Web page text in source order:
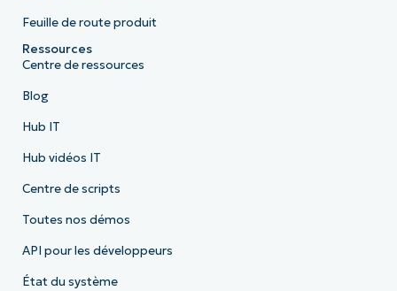
Feuille de route produit
Ressources
Centre de ressources
Blog
Hub IT
Hub vidéos IT
Centre de scripts
Toutes nos démos
API pour les développeurs
État du système